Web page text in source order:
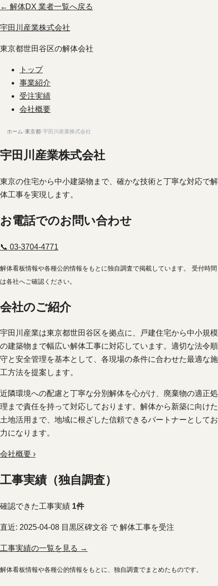
← 解体DX 業者一覧へ戻る
宇田川産業株式会社
東京都世田谷区の解体会社
トップ
事業紹介
受注実績
会社概要
ホーム›東京都›宇田川産業株式会社
宇田川産業株式会社
東京の住宅から中小建築物まで、確かな技術と丁寧な対応で解
体工事を実現します。
お電話でのお問い合わせ
📞 03-3704-4771
解体看板情報や各種公的情報をもとに独自調査で掲載しています。 受付時間
は各社へご確認ください。
会社のご紹介
宇田川産業は東京都世田谷区を拠点に、戸建住宅から中小規模
の建築物まで幅広い解体工事に対応しています。適切な法令順
守と安全管理を基本として、各現場の条件に合わせた最適な施
工方法を提案します。
近隣環境への配慮と丁寧な分別解体を心がけ、廃棄物の適正処
理まで責任を持って対応しております。解体から新築に向けた
土地活用まで、地域に根ざした信頼できるパートナーとしてお
力になります。
会社概要 ›
工事実績（独自調査）
確認できた工事実績 1件
直近: 2025-04-08 目黒区碑文谷 で 解体工事を受注
工事実績の一覧を見る →
解体看板情報や各種公的情報をもとに、独自調査でまとめたものです。